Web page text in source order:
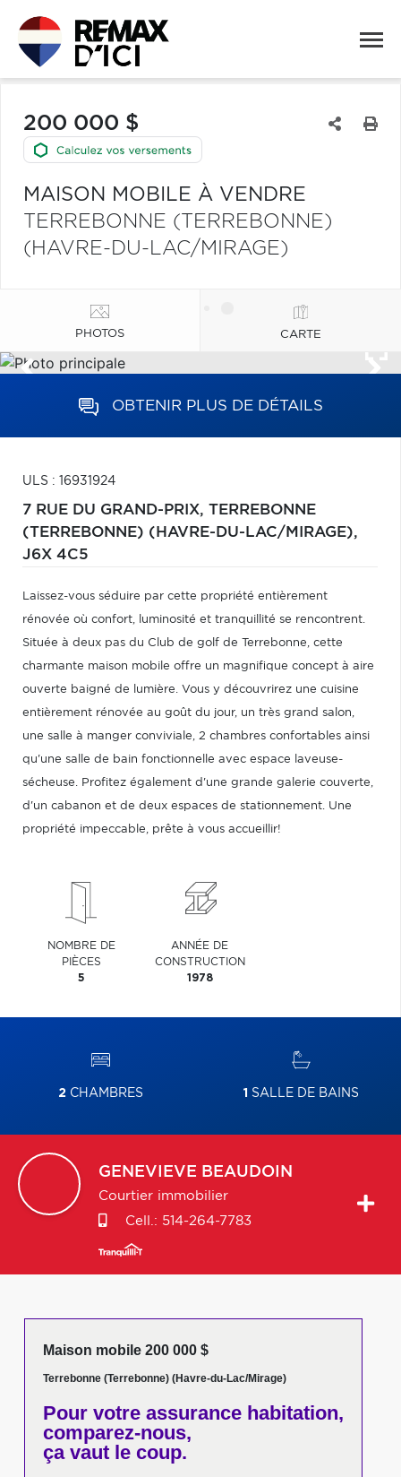
200 000 $
MAISON MOBILE À VENDRE
TERREBONNE (TERREBONNE)
(HAVRE-DU-LAC/MIRAGE)
PHOTOS CARTE
OBTENIR PLUS DE DÉTAILS
ULS : 16931924
7 RUE DU GRAND-PRIX, TERREBONNE
(TERREBONNE) (HAVRE-DU-LAC/MIRAGE),
J6X 4C5
Laissez-vous séduire par cette propriété entièrement
rénovée où confort, luminosité et tranquillité se rencontrent.
Située à deux pas du Club de golf de Terrebonne, cette
charmante maison mobile offre un magnifique concept à aire
ouverte baigné de lumière. Vous y découvrirez une cuisine
entièrement rénovée au goût du jour, un très grand salon,
une salle à manger conviviale, 2 chambres confortables ainsi
qu'une salle de bain fonctionnelle avec espace laveuse-
sécheuse. Profitez également d'une grande galerie couverte,
d'un cabanon et de deux espaces de stationnement. Une
propriété impeccable, prête à vous accueillir!
NOMBRE DE
PIÈCES
5
ANNÉE DE
CONSTRUCTION
1978
2CHAMBRES 1 SALLE DE BAINS
GENEVIEVE BEAUDOIN
Courtier immobilier
Cell.: 514-264-7783
Maison mobile 200 000 $
Terrebonne (Terrebonne) (Havre-du-Lac/Mirage)
Pour votreassurance habitation,
comparez-nous,
ça vaut le coup.